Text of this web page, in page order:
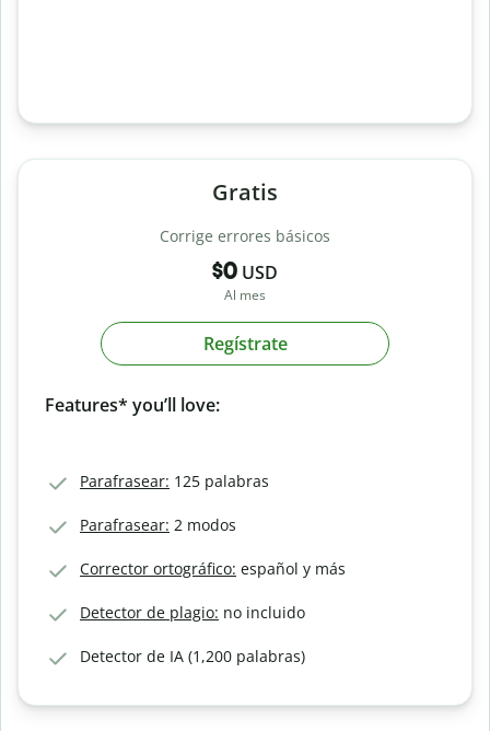
Gratis
Corrige errores básicos
$0 USD
Al mes
Regístrate
Features* you’ll love:
Parafrasear: 125 palabras
Parafrasear: 2 modos
Corrector ortográfico: español y más
Detector de plagio: no incluido
Detector de IA (1,200 palabras)